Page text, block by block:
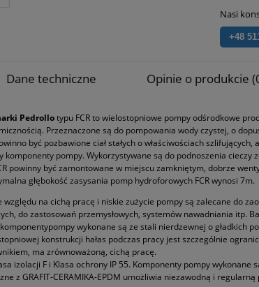
Nasi
+48
Dane techniczne Opinie o produkcie
Pedrollotypu FCR to wielostopniowe pompy odśrodkowe
Przeznaczone są do pompowania wody czystej, o
być pozbawione ciał stałych o właściwościach
komponenty pompy. Wykorzystywane są do podnoszenia
powinny być zamontowane w miejscu zamkniętym, dobrze
głębokość zasysania pomp hydroforowych FCR wynosi 7m.
względu na cichą pracę i niskie zużycie pompy są zalecane do
do zastosowań przemysłowych, systemów nawadniania itp.
wykonane są ze stali nierdzewnej o gładkich
konstrukcji hałas podczas pracy jest szczególnie
ma zrównoważoną, cichą pracę.
izolacji F i Klasa ochrony IP 55. Komponenty pompy wykonane
z GRAFIT‑CERAMIKA‑EPDM umożliwia niezawodną i regularną